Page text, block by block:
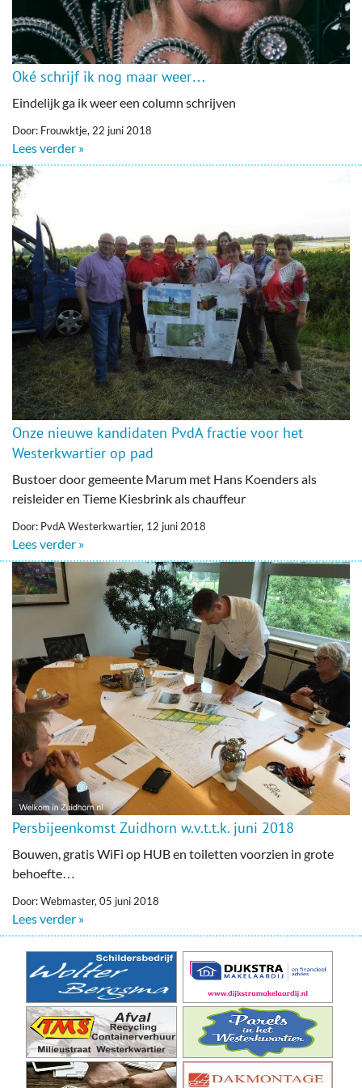
Oké schrijf ik nog maar weer…
Eindelijk ga ik weer een column schrijven
Door: Frouwktje, 22 juni 2018
Lees verder »
Onze nieuwe kandidaten PvdA fractie voor het
Westerkwartier op pad
Bustoer door gemeente Marum met Hans Koenders als
reisleider en Tieme Kiesbrink als chauffeur
Door: PvdA Westerkwartier, 12 juni 2018
Lees verder »
Persbijeenkomst Zuidhorn w.v.t.t.k. juni 2018
Bouwen, gratis WiFi op HUB en toiletten voorzien in grote
behoefte…
Door: Webmaster, 05 juni 2018
Lees verder »